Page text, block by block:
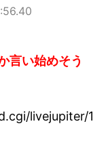
言い始めそう
livejupiter/1